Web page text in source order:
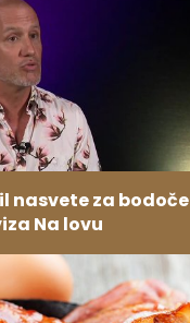
nasvete za bodoče
Na lovu